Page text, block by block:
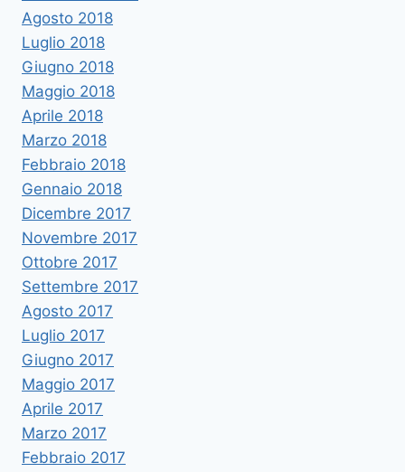
Agosto 2018
Luglio 2018
Giugno 2018
Maggio 2018
Aprile 2018
Marzo 2018
Febbraio 2018
Gennaio 2018
Dicembre 2017
Novembre 2017
Ottobre 2017
Settembre 2017
Agosto 2017
Luglio 2017
Giugno 2017
Maggio 2017
Aprile 2017
Marzo 2017
Febbraio 2017